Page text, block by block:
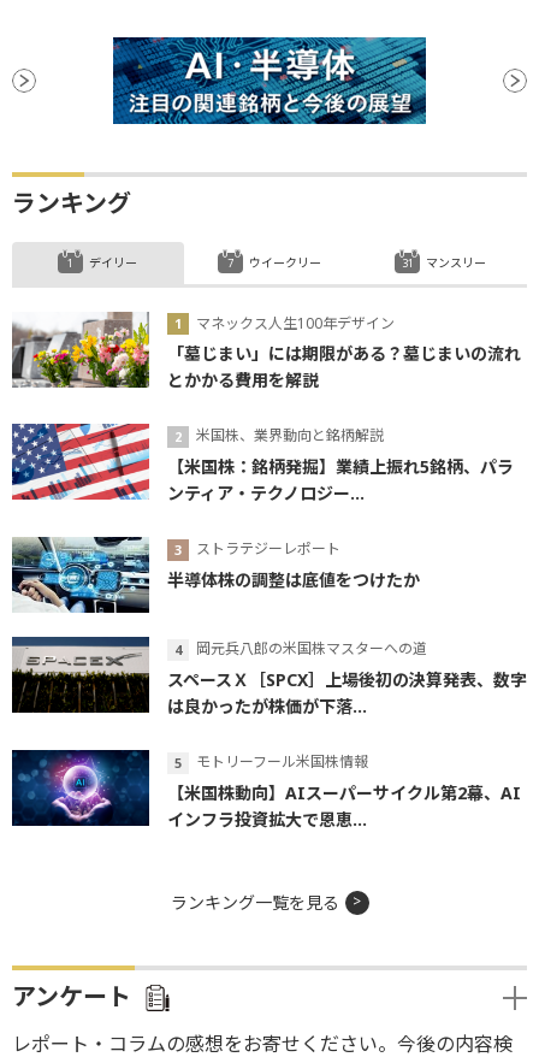
堅調 購買担当者景気指数
下値
週足
消費者物価指数 CPI
上場
タカ派 デフレ
反落
ランキング
デイリー
マネックス人生100年デザイン
「墓じまい」には期限がある？墓じまいの流れ
とかかる費用を解説
米国株、業界動向と銘柄解説
【米国株：銘柄発掘】業績上振れ5銘柄、パラ
ンティア・テクノロジー...
ストラテジーレポート
半導体株の調整は底値をつけたか
岡元兵八郎の米国株マスターへの道
スペースＸ［SPCX］上場後初の決算発表、数字
は良かったが株価が下落...
モトリーフール米国株情報
【米国株動向】AIスーパーサイクル第2幕、AI
インフラ投資拡大で恩恵...
ウイークリー マンスリー
ランキング一覧を見る
アンケート
レポート・コラムの感想をお寄せください。今後の内容検